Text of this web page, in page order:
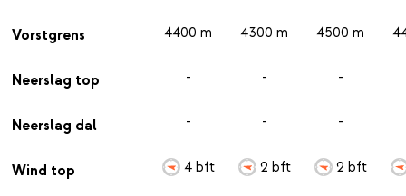
Vorstgrens
Neerslag top
Neerslag dal
Wind top
4400 m
-
-
4 bft
4300 m
-
-
2 bft
4500 m
-
-
2 bft